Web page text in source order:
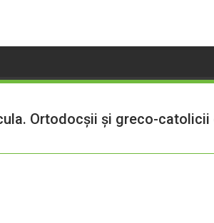
Ortodocşii şi greco-catolicii